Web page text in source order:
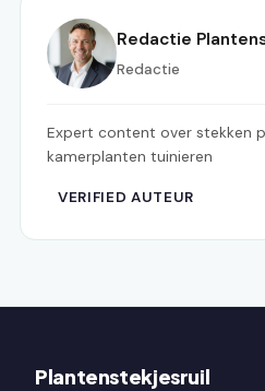
Redactie
Redactie
Expert content over stekken
kamerplanten tuinieren
VERIFIED AUTEUR
Plantenstekjesruil